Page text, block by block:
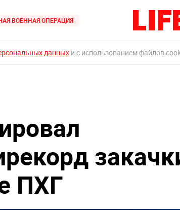
ВОЕННАЯ ОПЕРАЦИЯ
данных и с использованием файлов
ПХГ